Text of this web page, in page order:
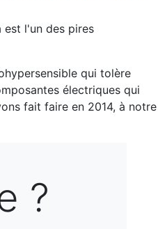
est l'un des pires
qui tolère
électriques qui
fait faire en 2014, à notre
?